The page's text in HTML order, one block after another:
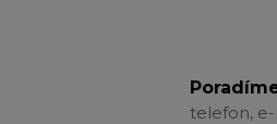
telefon,